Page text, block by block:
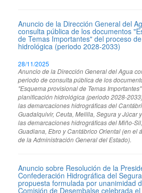
Anuncio de la Dirección General del
consulta pública de los documentos
de Temas Importantes" del proceso
hidrológica (periodo 2028-2033)
28/11/2025
Anuncio de la Dirección General del Agua
periodo de consulta pública de los
"Esquema provisional de Temas
planificación hidrológica (periodo 2028-
las demarcaciones hidrográficas del
Guadalquivir, Ceuta, Melilla, Segura y Júcar
las demarcaciones hidrográficas del Miño-
Guadiana, Ebro y Cantábrico Oriental (en el
de la Administración General del Estado).
Anuncio sobre Resolución de la
Confederación Hidrográfica del
propuesta formulada por unanimidad
Comisión de Desembalse celebrada